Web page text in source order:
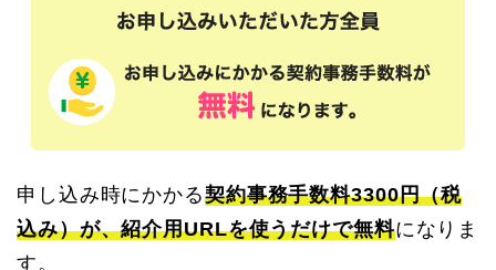
申し込み時にかかる契約事務手数料3300円（税
込み）が、紹介用URLを使うだけで無料になりま
す。